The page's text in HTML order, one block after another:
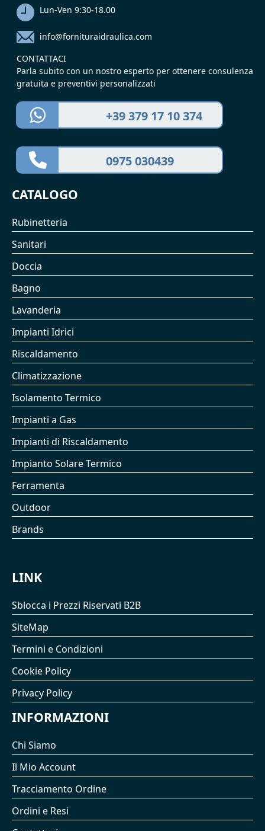
Lun-Ven 9:30-18.00
info@fornituraidraulica.com
CONTATTACI
Parla subito con un nostro esperto per ottenere consulenza
gratuita e preventivi personalizzati
+39 379 17 10 374
0975 030439
CATALOGO
Rubinetteria
Sanitari
Doccia
Bagno
Lavanderia
Impianti Idrici
Riscaldamento
Climatizzazione
Isolamento Termico
Impianti a Gas
Impianti di Riscaldamento
Impianto Solare Termico
Ferramenta
Outdoor
Brands
LINK
Sblocca i Prezzi Riservati B2B
SiteMap
Termini e Condizioni
Cookie Policy
Privacy Policy
INFORMAZIONI
Chi Siamo
Il Mio Account
Tracciamento Ordine
Ordini e Resi